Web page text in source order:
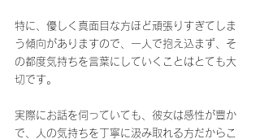
特に、優しく真面目な方ほど頑張りすぎてしま
う傾向がありますので、一人で抱え込まず、そ
の都度気持ちを言葉にしていくことはとても大
切です。
実際にお話を伺っていても、彼女は感性が豊か
で、人の気持ちを丁寧に汲み取れる方だからこ